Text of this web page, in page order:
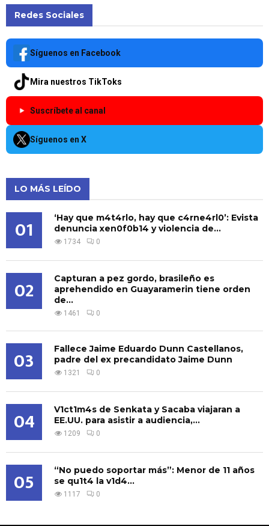
Redes Sociales
Síguenos en Facebook
Mira nuestros TikToks
Suscríbete al canal
Síguenos en X
LO MÁS LEÍDO
01
‘Hay que m4t4rlo, hay que c4rne4rl0’: Evista
denuncia xen0f0b14 y violencia de...
1734 0
02
Capturan a pez gordo, brasileño es
aprehendido en Guayaramerin tiene orden
de...
1461 0
03
Fallece Jaime Eduardo Dunn Castellanos,
padre del ex precandidato Jaime Dunn
1321 0
04
V1ct1m4s de Senkata y Sacaba viajaran a
EE.UU. para asistir a audiencia,...
1209 0
05
“No puedo soportar más”: Menor de 11 años
se qu1t4 la v1d4...
1117 0